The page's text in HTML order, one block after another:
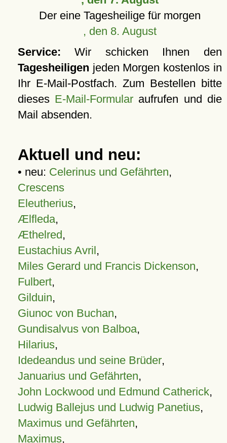
Der eine Tagesheilige für morgen
, den 8. August
Service: Wir schicken Ihnen den
Tagesheiligen jeden Morgen kostenlos in
Ihr E-Mail-Postfach. Zum Bestellen bitte
dieses E-Mail-Formular aufrufen und die
Mail absenden.
Aktuell und neu:
• neu: Celerinus und Gefährten,
Crescens
Eleutherius,
Ælfleda,
Æthelred,
Eustachius Avril,
Miles Gerard und Francis Dickenson,
Fulbert,
Gilduin,
Giunoc von Buchan,
Gundisalvus von Balboa,
Hilarius,
Idedeandus und seine Brüder,
Januarius und Gefährten,
John Lockwood und Edmund Catherick,
Ludwig Ballejus und Ludwig Panetius,
Maximus und Gefährten,
Maximus,